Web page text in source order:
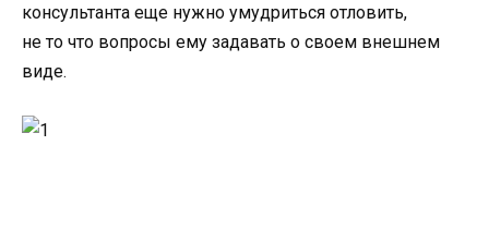
консультанта еще нужно умудриться отловить,
не то что вопросы ему задавать о своем внешнем
виде.